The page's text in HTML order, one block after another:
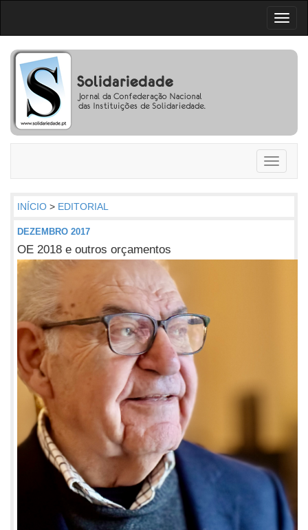
Toggle
INÍCIO > EDITORIAL
DEZEMBRO 2017
OE 2018 e outros orçamentos